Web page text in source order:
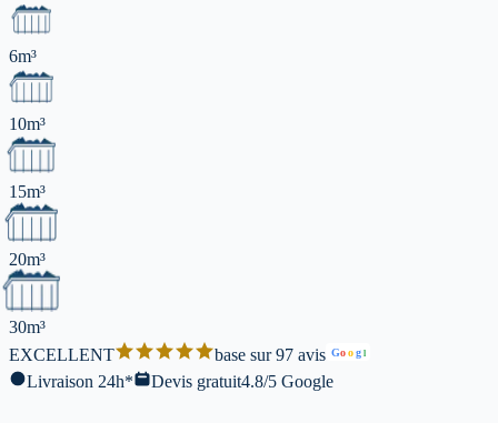
6m³
10m³
15m³
20m³
30m³
EXCELLENT
base sur 97 avis Goog l
Livraison 24h* Devis gratuit4.8/5 Google